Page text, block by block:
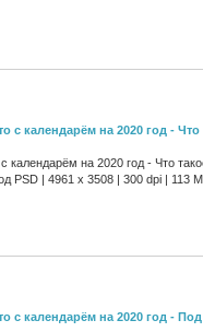
с календарём на 2020 год - Что
календарём на 2020 год - Что
PSD | 4961 х 3508 | 300 dpi | 113
с календарём на 2020 год - Под